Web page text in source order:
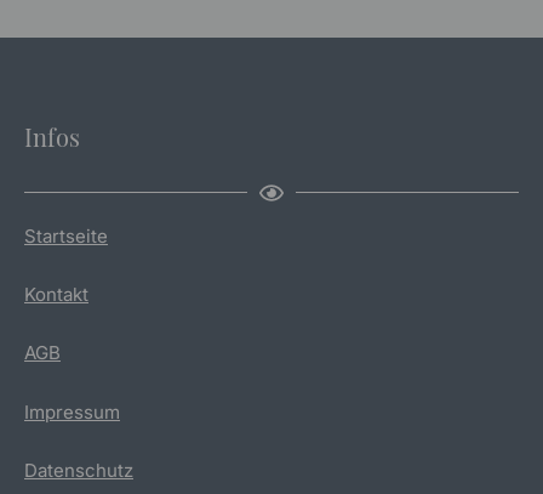
Infos
Startseite
Kontakt
AGB
Impressum
Datenschutz